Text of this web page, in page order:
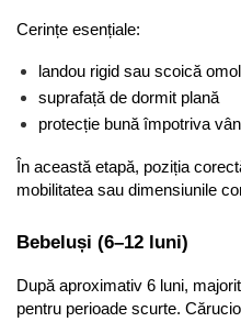
Cerințe esențiale:
landou rigid sau scoică
suprafață de dormit plană
protecție bună împotriva
În această etapă, poziția
mobilitatea sau dimensiunile
Bebeluși (6–12 luni)
După aproximativ 6 luni,
pentru perioade scurte.